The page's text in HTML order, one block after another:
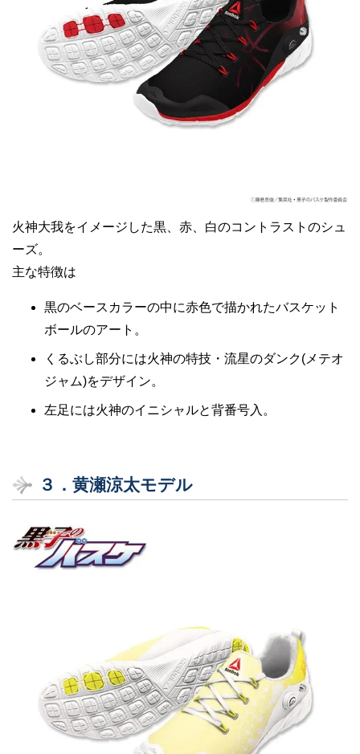
火神大我をイメージした黒、赤、白のコントラストのシュ
ーズ。
主な特徴は
黒のベースカラーの中に赤色で描かれたバスケット
ボールのアート。
くるぶし部分には火神の特技・流星のダンク(メテオ
ジャム)をデザイン。
左足には火神のイニシャルと背番号入。
３．黄瀬涼太モデル